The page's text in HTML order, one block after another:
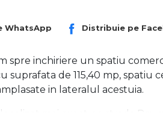
WhatsApp Distribuie pe
spre inchiriere un spatiu
suprafata de 115,40 mp, spatiu
in lateralul acestuia.
localizat mai exact pe strada